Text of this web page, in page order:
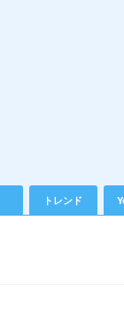
トレンド